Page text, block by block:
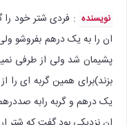
نویسنده : فردی شتر خود را
ان را به یک درهم بفروشو
پشیمان شد ولی از طرفی
بزند)برای همین گربه ای را
یک درهم و گربه رابه